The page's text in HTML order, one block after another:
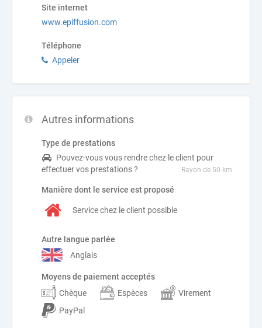
Site internet
www.epiffusion.com
Téléphone
Appeler
Autres informations
Type de prestations
Pouvez-vous vous rendre chez le client pour
effectuer vos prestations ?
Rayon de 50 km
Manière dont le service est proposé
Service chez le client possible
Autre langue parlée
Anglais
Moyens de paiement acceptés
Chèque
Espèces
Virement
PayPal